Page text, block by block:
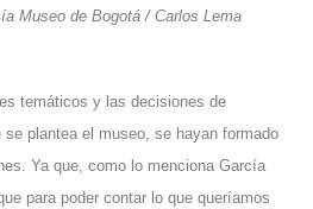
Museo de Bogotá / Carlos Lema
temáticos y las decisiones de
plantea el museo, se hayan formado
Ya que, como lo menciona García
para poder contar lo que queríamos